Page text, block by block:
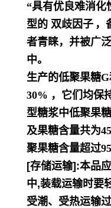
“具有优良难消化
型的 双歧因子 ，
者青睐，并被广
中。
生产的低聚果糖
30% ，它们均保
型糖浆中低聚果
及果糖含量共为
聚果糖含量超过
[存储运输]:本品
中,装载运输时要
受潮、受热运输